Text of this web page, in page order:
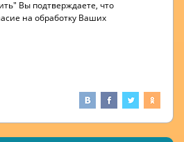
Вы подтверждаете, что
на обработку Ваших